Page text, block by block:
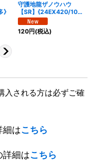
守護地龍ザノウハウ
【SR】{24EX420/100}
《多》
120円(税込)
入される方は必ずご確
細はこちら
細はこちら